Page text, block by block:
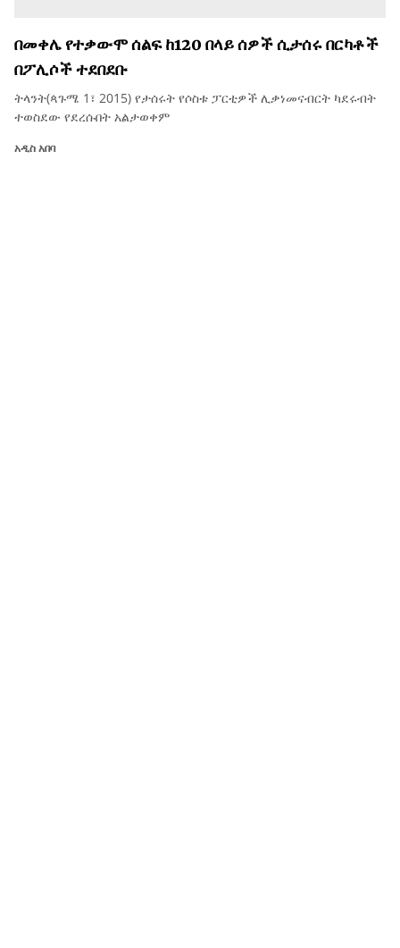
በመቀሌ የተቃውሞ ሰልፍ ከ120 በላይ ሰዎች ሲታሰሩ በርካቶች
በፖሊሶች ተደበደቡ
ትላንት(ጳጉሜ 1፣ 2015) የታሰሩት የሶስቱ ፓርቲዎች ሊቃነመናብርት ካደሩብት
ተወስደው የደረሱበት አልታወቀም
አዲስ አበባ